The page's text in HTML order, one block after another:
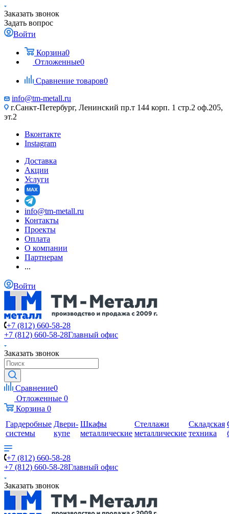
Заказать звонок
Задать вопрос
Войти
Корзина0
Отложенные0
Сравнение товаров0
info@tm-metall.ru
г.Санкт-Петербург, Ленинский пр.т 144 корп. 1 стр.2 оф.205,
эт.2
Вконтакте
Instagram
Доставка
Акции
Услуги
MAX
info@tm-metall.ru
Контакты
Проекты
Оплата
О компании
Партнерам
...
Войти
+7 (812) 660-58-28
+7 (812) 660-58-28Главный офис
Заказать звонок
Сравнение0
Отложенные 0
Корзина 0
Гардеробные
системы
Двери-
купе
Шкафы
металлические
Стеллажи
металлические
Складская
техника
+7 (812) 660-58-28
+7 (812) 660-58-28Главный офис
Заказать звонок